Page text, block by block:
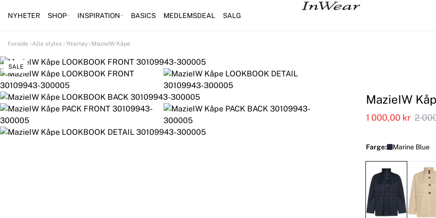
NYHETER SHOP INSPIRATION BASICS MEDLEMSDEAL SALG
Forside Alle styles Yttertøy MazieIW Kåpe
SALE
MazieIW
1 000,00 kr 2
Farge: Marine Blue